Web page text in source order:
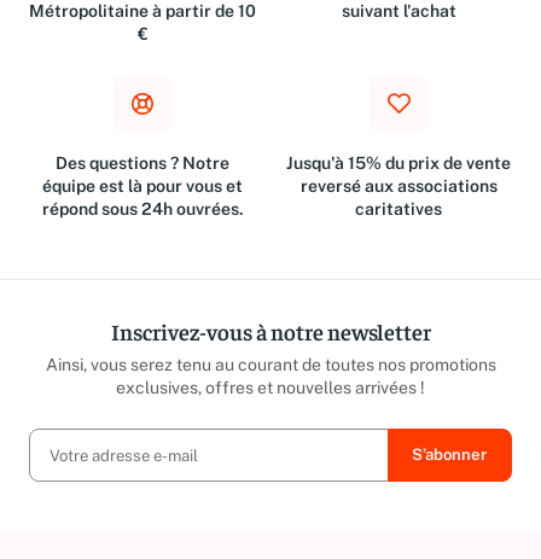
Métropolitaine à partir de 10
€
suivant l'achat
Des questions ? Notre
équipe est là pour vous et
répond sous 24h ouvrées.
Jusqu'à 15% du prix de vente
reversé aux associations
caritatives
Inscrivez-vous à notre newsletter
Ainsi, vous serez tenu au courant de toutes nos promotions
exclusives, offres et nouvelles arrivées !